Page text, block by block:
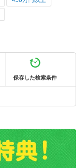
保存した検索条件